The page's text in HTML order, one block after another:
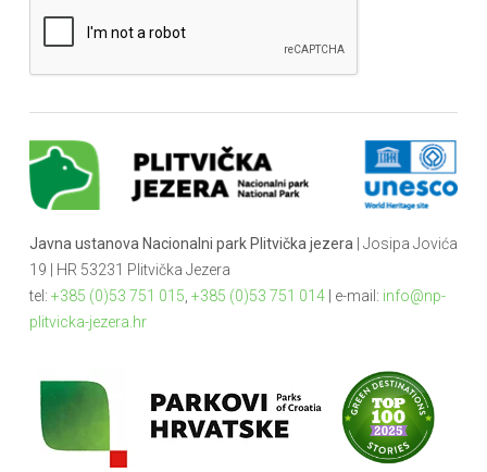
Javna ustanova Nacionalni park Plitvička jezera | Josipa Jovića
19 | HR 53231 Plitvička Jezera
tel: +385 (0)53 751 015 +385 (0)53 751 014| e-mail: info@np-
plitvicka-jezera.hr